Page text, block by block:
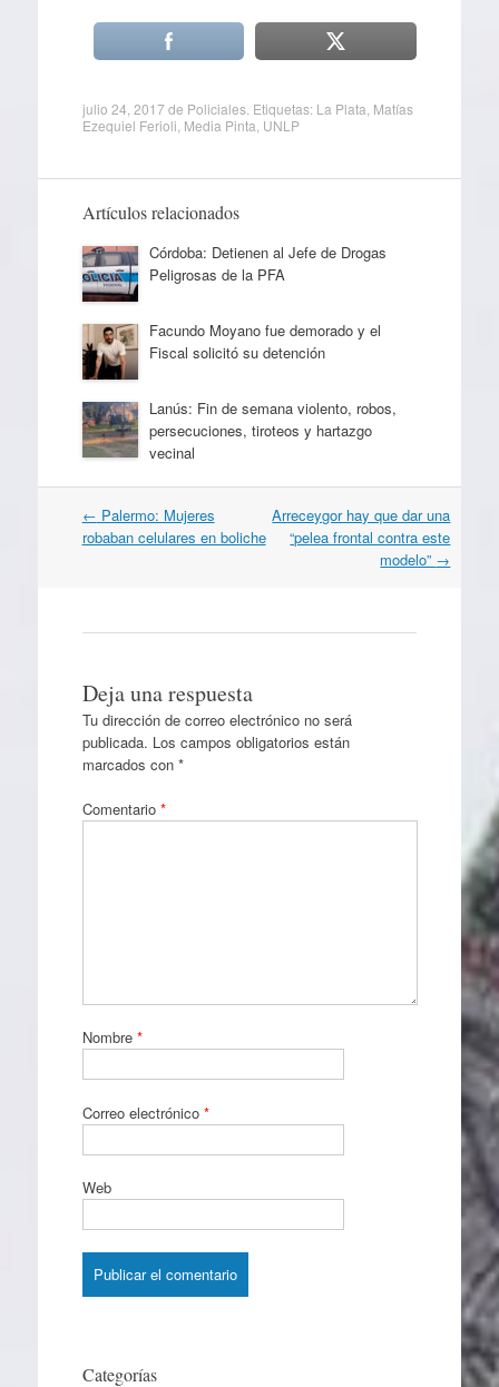
julio 24, 2017 de Policiales. Etiquetas: La Plata Matías
Ezequiel Ferioli Media Pinta UNLP
Artículos relacionados
Córdoba: Detienen al Jefe de Drogas
Peligrosas de la PFA
Facundo Moyano fue demorado y el
Fiscal solicitó su detención
Lanús: Fin de semana violento, robos,
persecuciones, tiroteos y hartazgo
vecinal
Navegación
por
← Palermo: Mujeres
robaban celulares en boliche
Arreceygor hay que dar una
“pelea frontal contra este
modelo” →
Deja una respuesta
Tu dirección de correo electrónico no será
publicada. Los campos obligatorios están
marcados con *
Comentario *
Nombre *
Correo electrónico *
Web
Categorías